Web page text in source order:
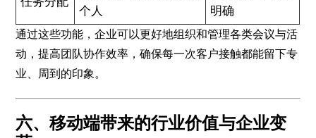
个人
明确
通过这些功能，企业可以更好地组织和管理各类会议与活
动，提高团队协作效率，确保每一次客户接触都能留下专
业、周到的印象。
六、移动端带来的行业价值与企业变